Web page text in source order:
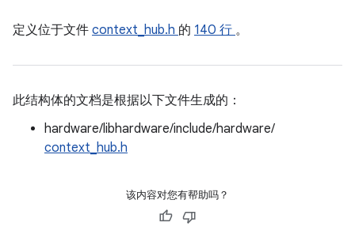
定义位于文件 context_hub.h 的 140 行 。
此结构体的文档是根据以下文件生成的：
hardware/libhardware/include/hardware/
context_hub.h
该内容对您有帮助吗？